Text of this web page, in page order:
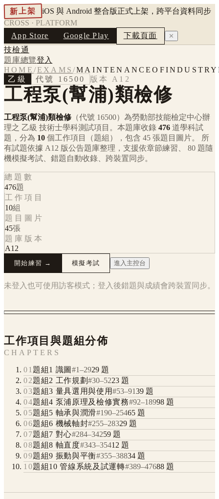
新上架
iOS 與 Android 整合版正式上架，跨平台資料同步
CROSS · PLATFORM
App Store
Google Play 下載頁面 ✕
技檢通
題庫總覽登入
HOME /EXAMS/
乙級
代號 16500 版本 A12
工程泵(幫浦)類檢修
工程泵(幫浦)類檢修 （代號 16500） 為勞動部技能檢定中心辦
理之 乙級 技術士學科測試項目。本題庫收錄 476 道學科試
題，分為 10 個工作項目（題組），包含 45 張題目圖片。 所
有試題依據 A12 版公告題庫整理，支援依章節練習、 80 題隨
機模擬考試、錯題自動收錄、跨裝置同步。
總題數
476題
工作項目
10組
題目圖片
45張
題庫版本
A12
開始練習 → 模擬考試 進入主控台
未登入也可使用訪客模式；登入後錯題與成績會跨裝置同步。
工作項目與題組分佈
CHAPTERS
01 題組1 識圖#1–2929 題
02題組2 工作規劃#30–5223 題
03題組3 量具選用與使用#53–9139 題
04題組4 泵浦原理及檢修實務#92–18998題
05題組5 軸承與潤滑#190–25465題
06題組6 機械軸封#255–28329 題
07題組7 對心#284–34259 題
08題組8 軸直度#343–35412 題
09題組9 振動與平衡#355–38834題
10題組10 管線系統及試運轉#389–47688題